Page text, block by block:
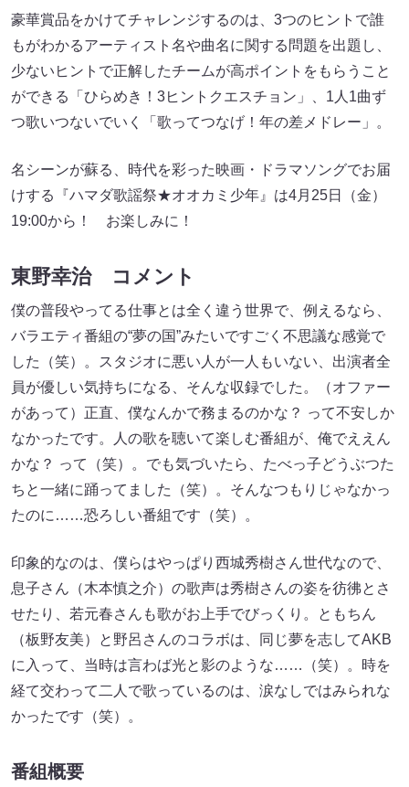
豪華賞品をかけてチャレンジするのは、3つのヒントで誰
もがわかるアーティスト名や曲名に関する問題を出題し、
少ないヒントで正解したチームが高ポイントをもらうこと
ができる「ひらめき！3ヒントクエスチョン」、1人1曲ず
つ歌いつないでいく「歌ってつなげ！年の差メドレー」。
名シーンが蘇る、時代を彩った映画・ドラマソングでお届
けする『ハマダ歌謡祭★オオカミ少年』は4月25日（金）
19:00から！ お楽しみに！
東野幸治 コメント
僕の普段やってる仕事とは全く違う世界で、例えるなら、
バラエティ番組の“夢の国”みたいですごく不思議な感覚で
した（笑）。スタジオに悪い人が一人もいない、出演者全
員が優しい気持ちになる、そんな収録でした。（オファー
があって）正直、僕なんかで務まるのかな？ って不安しか
なかったです。人の歌を聴いて楽しむ番組が、俺でええん
かな？ って（笑）。でも気づいたら、たべっ子どうぶつた
ちと一緒に踊ってました（笑）。そんなつもりじゃなかっ
たのに……恐ろしい番組です（笑）。
印象的なのは、僕らはやっぱり西城秀樹さん世代なので、
息子さん（木本慎之介）の歌声は秀樹さんの姿を彷彿とさ
せたり、若元春さんも歌がお上手でびっくり。ともちん
（板野友美）と野呂さんのコラボは、同じ夢を志してAKB
に入って、当時は言わば光と影のような……（笑）。時を
経て交わって二人で歌っているのは、涙なしではみられな
かったです（笑）。
番組概要